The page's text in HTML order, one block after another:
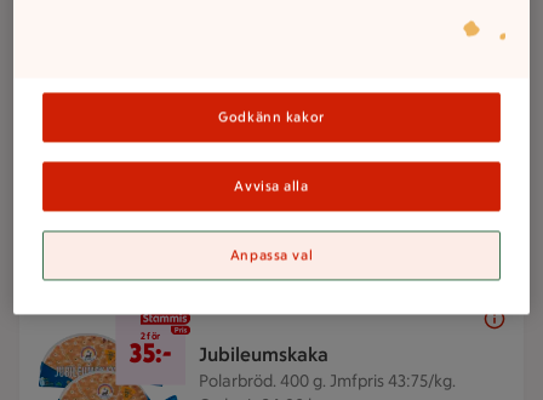
Lägg i inköpslista
Veckans reklamfilm
Jubileumskaka
Polarbröd. 400 g. Jmfpris 43:75/kg.
2 för 35 kr
2 för
35:-
Godkänn kakor
Avvisa alla
Anpassa val